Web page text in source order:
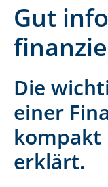
Gut
Die
einer
kompakt
erklärt.